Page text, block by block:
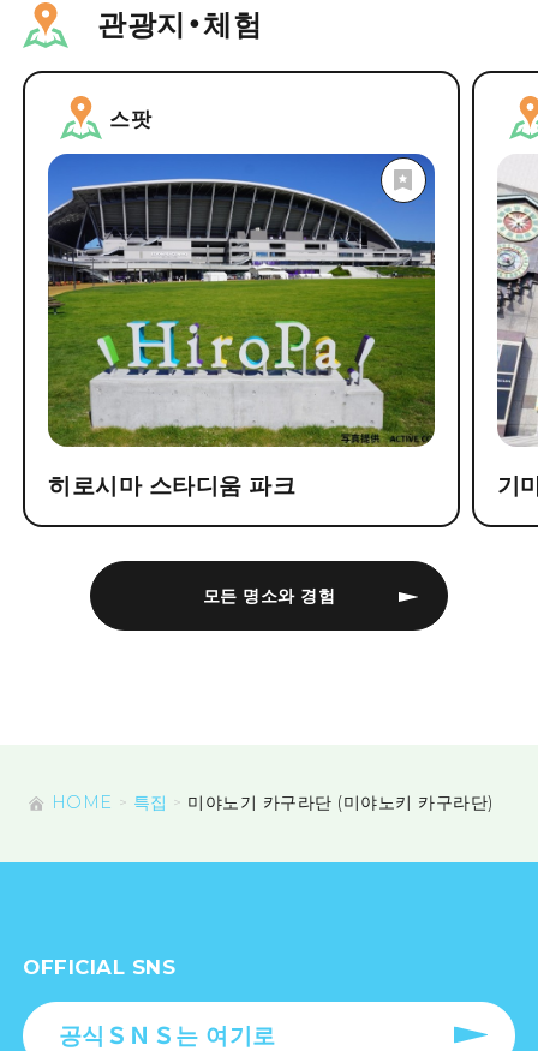
관광지・체험
모든 명소와 경험
스팟
히로시마 스타디움 파크 기
HOME 특집 미야노기 카구라단 (미야노키 카구라단)
OFFICIAL SNS
공식ＳＮＳ는 여기로